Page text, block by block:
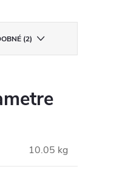
(2)
10.05 kg